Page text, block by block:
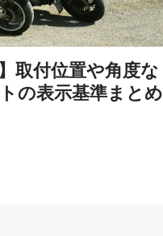
取付位置や角度な
の表示基準まとめ